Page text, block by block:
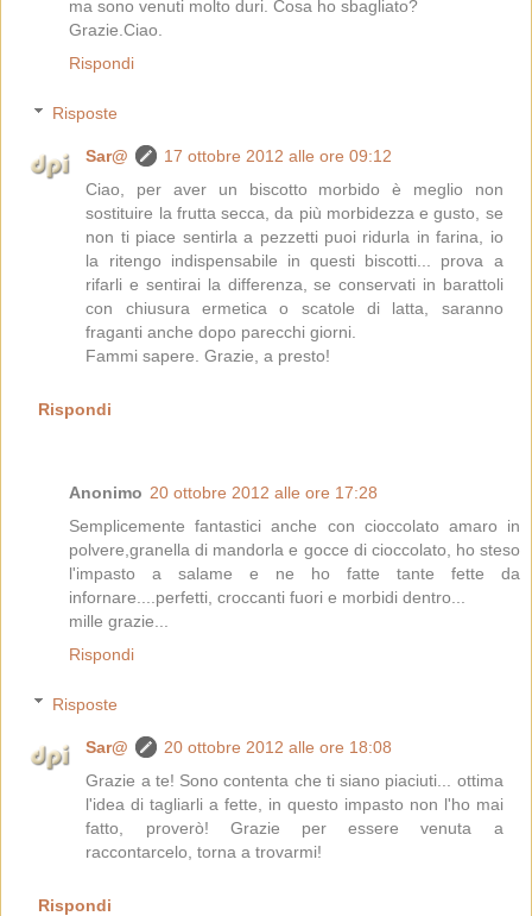
ma sono venuti molto duri. Cosa ho sbagliato?
Grazie.Ciao.
Rispondi
Risposte
Sar@
17 ottobre 2012 alle ore 09:12
Ciao, per aver un biscotto morbido è meglio non
sostituire la frutta secca, da più morbidezza e gusto, se
non ti piace sentirla a pezzetti puoi ridurla in farina, io
la ritengo indispensabile in questi biscotti... prova a
rifarli e sentirai la differenza, se conservati in barattoli
con chiusura ermetica o scatole di latta, saranno
fraganti anche dopo parecchi giorni.
Fammi sapere. Grazie, a presto!
Rispondi
Anonimo 20 ottobre 2012 alle ore 17:28
Semplicemente fantastici anche con cioccolato amaro in
polvere,granella di mandorla e gocce di cioccolato, ho steso
l'impasto a salame e ne ho fatte tante fette da
infornare....perfetti, croccanti fuori e morbidi dentro...
mille grazie...
Rispondi
Risposte
Sar@
20 ottobre 2012 alle ore 18:08
Grazie a te! Sono contenta che ti siano piaciuti... ottima
l'idea di tagliarli a fette, in questo impasto non l'ho mai
fatto, proverò! Grazie per essere venuta a
raccontarcelo, torna a trovarmi!
Rispondi